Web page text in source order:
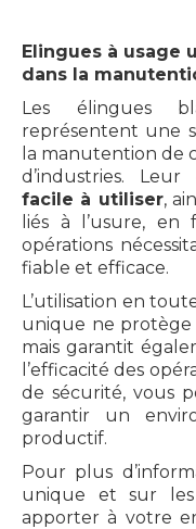
Elingues à usage
dans la
Les élingues
représentent une
la manutention de
d’industries. Leur
facile à utiliser,
liés à l’usure,
opérations
fiable et efficace.
L’utilisation en
unique ne protège
mais garantit
l’efficacité des
de sécurité, vous
garantir un
productif.
Pour plus
unique et sur les
apporter à votre